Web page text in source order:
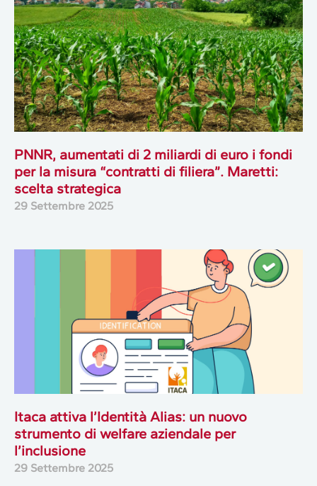
PNNR, aumentati di 2 miliardi di euro i fondi
per la misura “contratti di filiera”. Maretti:
scelta strategica
29 Settembre 2025
Itaca attiva l’Identità Alias: un nuovo
strumento di welfare aziendale per
l’inclusione
29 Settembre 2025